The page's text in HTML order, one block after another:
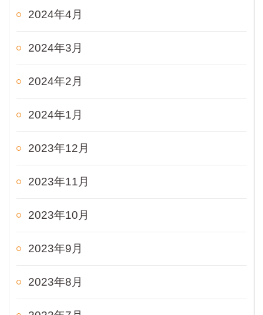
2024年4月
2024年3月
2024年2月
2024年1月
2023年12月
2023年11月
2023年10月
2023年9月
2023年8月